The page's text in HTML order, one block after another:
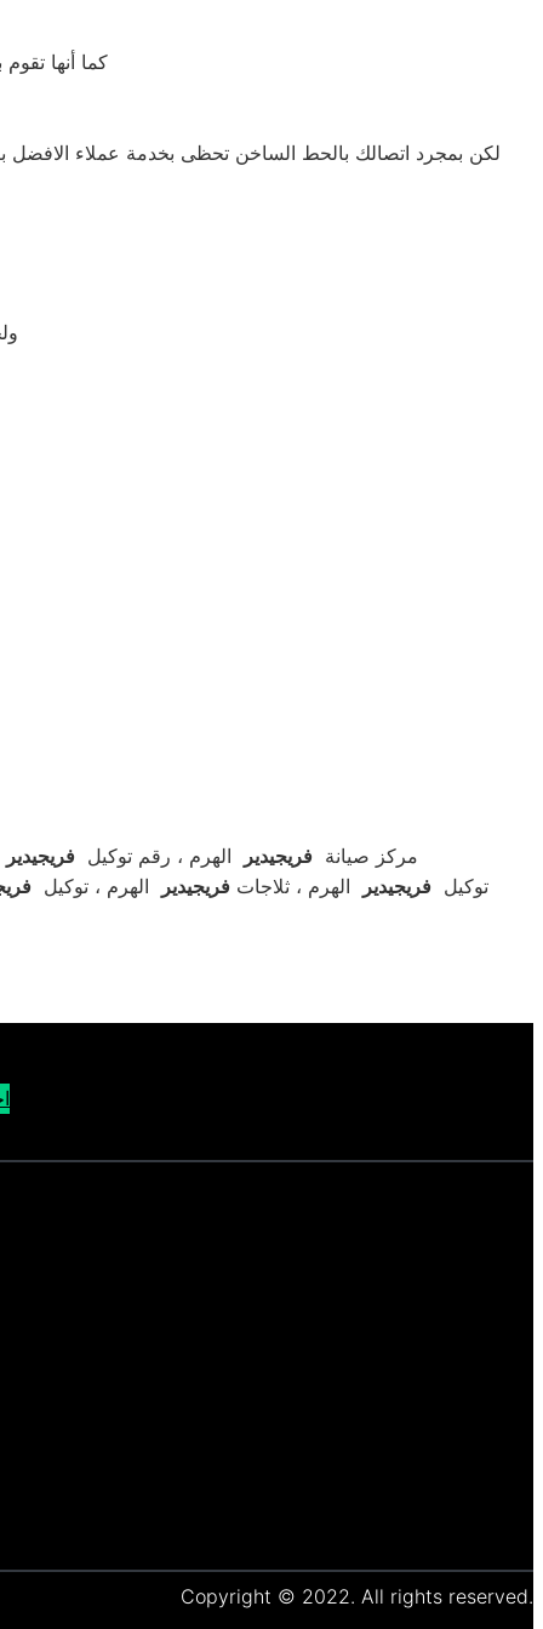
كما أنها
لكن بمجرد اتصالك بالحط الساخن تحظى بخدمة عملاء الافضل
مركز صيانة فريجيدير الهرم ، رقم توكيل فريجيدير
توكيل فريجيدير الهرم ، ثلاجات فريجيدير الهرم ، توكيل
Copyright © 2022. All rights reserved.